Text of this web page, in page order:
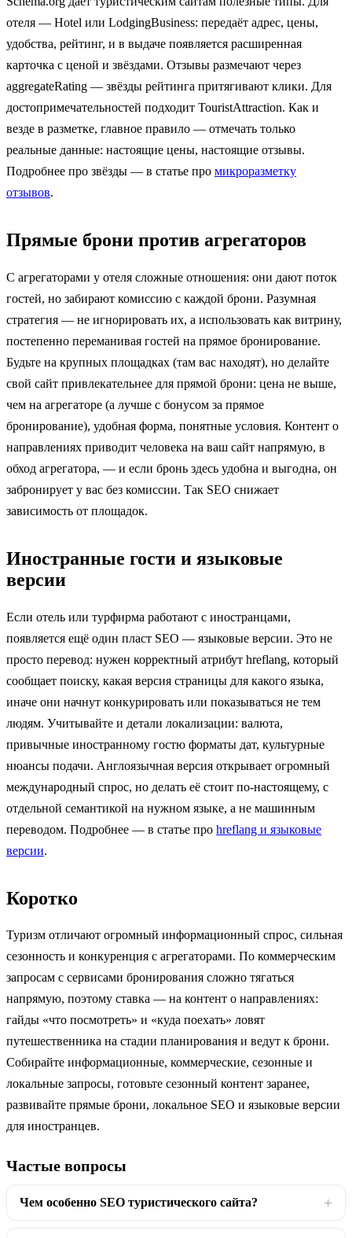
отеля — Hotel или LodgingBusiness: передаёт адрес, цены,
удобства, рейтинг, и в выдаче появляется расширенная
карточка с ценой и звёздами. Отзывы размечают через
aggregateRating — звёзды рейтинга притягивают клики. Для
достопримечательностей подходит TouristAttraction. Как и
везде в разметке, главное правило — отмечать только
реальные данные: настоящие цены, настоящие отзывы.
Подробнее про звёзды — в статье про микроразметку
отзывов.
Прямые брони против агрегаторов
С агрегаторами у отеля сложные отношения: они дают поток
гостей, но забирают комиссию с каждой брони. Разумная
стратегия — не игнорировать их, а использовать как витрину,
постепенно переманивая гостей на прямое бронирование.
Будьте на крупных площадках (там вас находят), но делайте
свой сайт привлекательнее для прямой брони: цена не выше,
чем на агрегаторе (а лучше с бонусом за прямое
бронирование), удобная форма, понятные условия. Контент о
направлениях приводит человека на ваш сайт напрямую, в
обход агрегатора, — и если бронь здесь удобна и выгодна, он
забронирует у вас без комиссии. Так SEO снижает
зависимость от площадок.
Иностранные гости и языковые
версии
Если отель или турфирма работают с иностранцами,
появляется ещё один пласт SEO — языковые версии. Это не
просто перевод: нужен корректный атрибут hreflang, который
сообщает поиску, какая версия страницы для какого языка,
иначе они начнут конкурировать или показываться не тем
людям. Учитывайте и детали локализации: валюта,
привычные иностранному гостю форматы дат, культурные
нюансы подачи. Англоязычная версия открывает огромный
международный спрос, но делать её стоит по-настоящему, с
отдельной семантикой на нужном языке, а не машинным
переводом. Подробнее — в статье про hreflang и языковые
версии.
Коротко
Туризм отличают огромный информационный спрос, сильная
сезонность и конкуренция с агрегаторами. По коммерческим
запросам с сервисами бронирования сложно тягаться
напрямую, поэтому ставка — на контент о направлениях:
гайды «что посмотреть» и «куда поехать» ловят
путешественника на стадии планирования и ведут к брони.
Собирайте информационные, коммерческие, сезонные и
локальные запросы, готовьте сезонный контент заранее,
развивайте прямые брони, локальное SEO и языковые версии
для иностранцев.
Частые вопросы
Чем особенно SEO туристического сайта?